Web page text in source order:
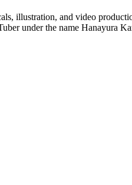
illustration, and video
under the name Hanayura